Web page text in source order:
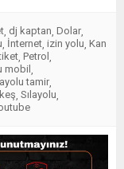
, dj kaptan, Dolar,
, İnternet, izin yolu, Kan
, Petrol ,
mobil ,
tamir,
, Sılayolu,